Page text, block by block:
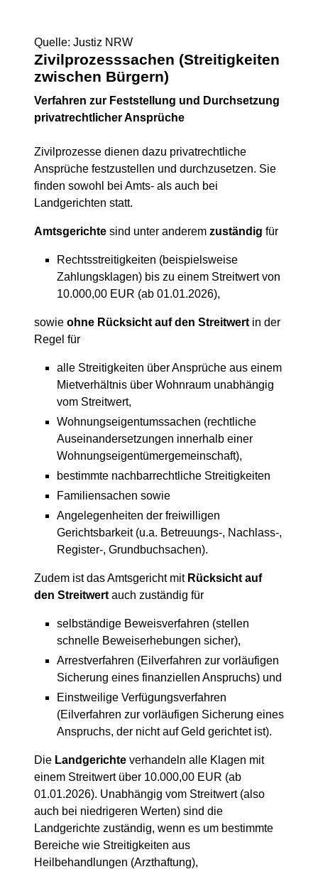
Quelle: Justiz NRW
Zivilprozesssachen (Streitigkeiten
zwischen Bürgern)
Verfahren zur Feststellung und Durchsetzung
privatrechtlicher Ansprüche
Zivilprozesse dienen dazu privatrechtliche
Ansprüche festzustellen und durchzusetzen. Sie
finden sowohl bei Amts- als auch bei
Landgerichten statt.
Amtsgerichte sind unter anderem zuständig für
Rechtsstreitigkeiten (beispielsweise
Zahlungsklagen) bis zu einem Streitwert von
10.000,00 EUR (ab 01.01.2026),
sowie ohne Rücksicht auf den Streitwert in der
Regel für
alle Streitigkeiten über Ansprüche aus einem
Mietverhältnis über Wohnraum unabhängig
vom Streitwert,
Wohnungseigentumssachen (rechtliche
Auseinandersetzungen innerhalb einer
Wohnungseigentümergemeinschaft),
bestimmte nachbarrechtliche Streitigkeiten
Familiensachen sowie
Angelegenheiten der freiwilligen
Gerichtsbarkeit (u.a. Betreuungs-, Nachlass-,
Register-, Grundbuchsachen).
Zudem ist das Amtsgericht mit Rücksicht auf
den Streitwert auch zuständig für
selbständige Beweisverfahren (stellen
schnelle Beweiserhebungen sicher),
Arrestverfahren (Eilverfahren zur vorläufigen
Sicherung eines finanziellen Anspruchs) und
Einstweilige Verfügungsverfahren
(Eilverfahren zur vorläufigen Sicherung eines
Anspruchs, der nicht auf Geld gerichtet ist).
Die Landgerichte verhandeln alle Klagen mit
einem Streitwert über 10.000,00 EUR (ab
01.01.2026). Unabhängig vom Streitwert (also
auch bei niedrigeren Werten) sind die
Landgerichte zuständig, wenn es um bestimmte
Bereiche wie Streitigkeiten aus
Heilbehandlungen (Arzthaftung),